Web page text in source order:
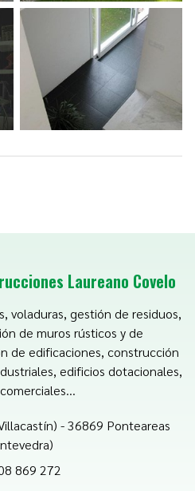
Laureano Covelo
voladuras, gestión de residuos,
de muros rústicos y de
de edificaciones, construcción
edificios dotacionales,
- 36869 Ponteareas
869 272